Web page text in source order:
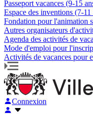
Passeport vacances (9-15
Espace des inventions (7-11
Fondation pour l'animation
Autres organisateurs
Agenda des activités de
Mode d'emploi pour
Activités de vacances pour
Connexion